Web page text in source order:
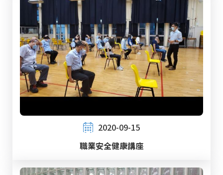
2020-09-15
職業安全健康講座